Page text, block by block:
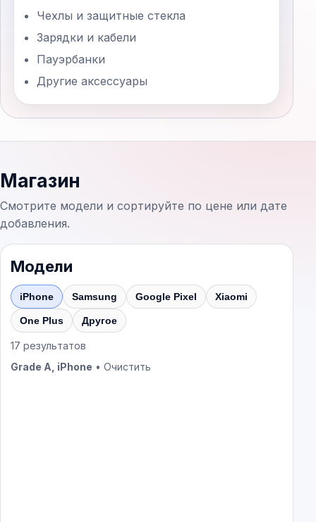
Чехлы и защитные стекла
Зарядки и кабели
Пауэрбанки
Другие аксессуары
Магазин
Смотрите модели и сортируйте по цене или дате
добавления.
Модели
iPhone Samsung Google Pixel Xiaomi
One Plus Другое
17 результатов
Grade A, iPhone • Очистить